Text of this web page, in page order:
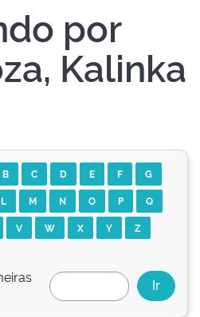
por
Kalinka
B C D E F
G
L M N O P
Q
V W X Y Z